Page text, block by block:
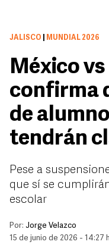
JALISCO MUNDIAL 2026
México vs
confirma
de
tendrán
Pese a
que sí se
escolar
Por: Jorge Velazco
15 de junio de 2026 - 14:27